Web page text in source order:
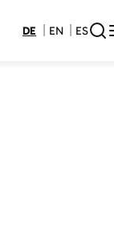
DE EN ES